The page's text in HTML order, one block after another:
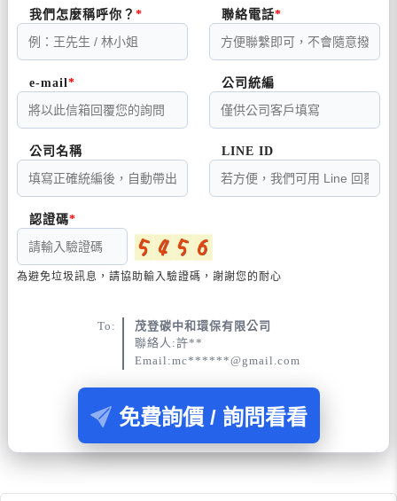
我們怎麼稱呼你？ 聯絡電話
e-mail 公司統編
公司名稱 LINE ID
認證碼
為避免垃圾訊息，請協助輸入驗證碼，謝謝您的耐心
To:
茂登碳中和環保有限公司
聯絡人:許**
Email:mc******@gmail.com
免費詢價 / 詢問看看